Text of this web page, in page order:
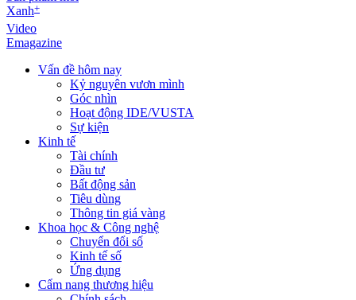
Xanh+
Video
Emagazine
Vấn đề hôm nay
Kỷ nguyên vươn mình
Góc nhìn
Hoạt động IDE/VUSTA
Sự kiện
Kinh tế
Tài chính
Đầu tư
Bất động sản
Tiêu dùng
Thông tin giá vàng
Khoa học & Công nghệ
Chuyển đổi số
Kinh tế số
Ứng dụng
Cẩm nang thương hiệu